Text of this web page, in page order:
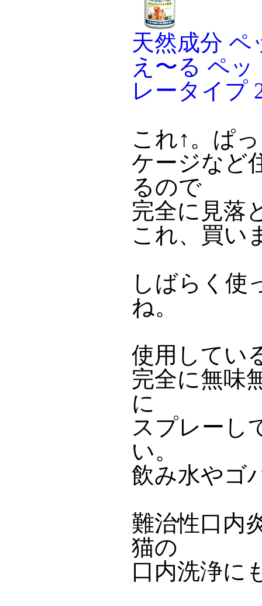
天然成分 ペ
え〜る ペ
レータイプ
これ↑。ぱ
ケージなど
るので
完全に見落
これ、買い
しばらく使
ね。
使用してい
完全に無味
に
スプレーし
い。
飲み水やゴ
難治性口内
猫の
口内洗浄に